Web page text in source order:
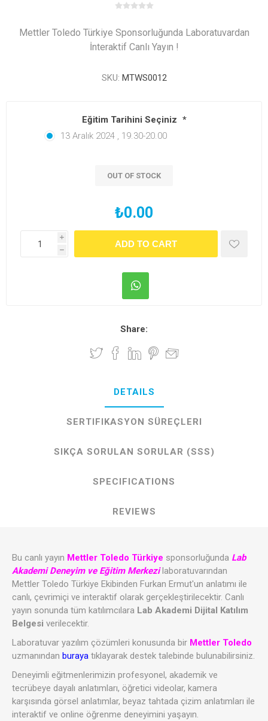
Mettler Toledo Türkiye Sponsorluğunda Laboratuvardan
İnteraktif Canlı Yayın !
SKU: MTWS0012
Eğitim Tarihini Seçiniz *
13 Aralık 2024 , 19.30-20.00
OUT OF STOCK
₺0.00
i
h
Share:
DETAILS
SERTIFIKASYON SÜREÇLERI
SIKÇA SORULAN SORULAR (SSS)
SPECIFICATIONS
REVIEWS
Bu canlı yayın Mettler Toledo Türkiye sponsorluğunda Lab
Akademi Deneyim ve Eğitim Merkezi laboratuvarından
Mettler Toledo Türkiye Ekibinden Furkan Ermut'un anlatımı ile
canlı, çevrimiçi ve interaktif olarak gerçekleştirilecektir. Canlı
yayın sonunda tüm katılımcılara Lab Akademi Dijital Katılım
Belgesi verilecektir.
Laboratuvar yazılım çözümleri konusunda bir Mettler Toledo
uzmanından buraya tıklayarak destek talebinde bulunabilirsiniz.
Deneyimli eğitmenlerimizin profesyonel, akademik ve
tecrübeye dayalı anlatımları, öğretici videolar, kamera
karşısında görsel anlatımlar, beyaz tahtada çizim anlatımları ile
interaktif ve online öğrenme deneyimini yaşayın.